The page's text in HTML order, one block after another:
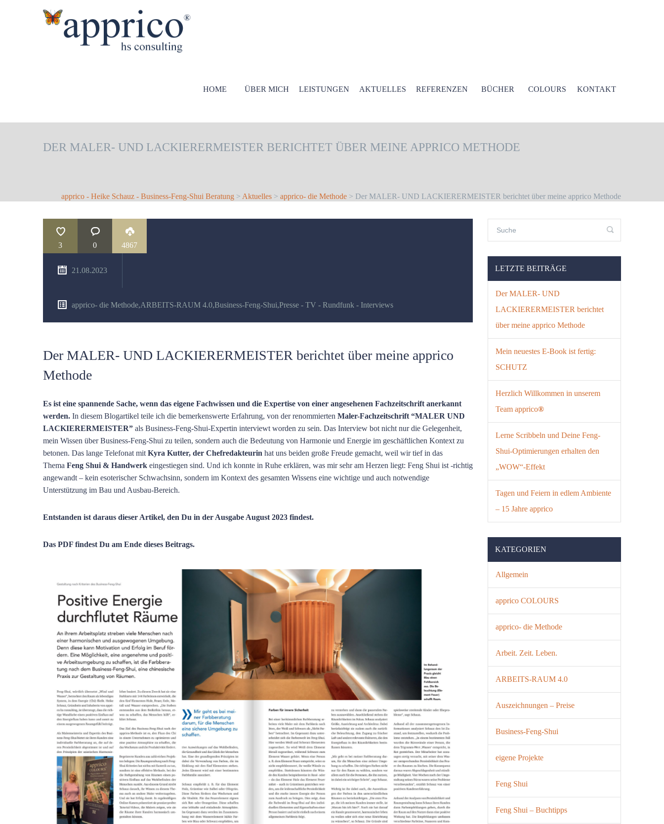
HOME ÜBER MICH LEISTUNGEN AKTUELLES REFERENZEN BÜCHER COLOURS KONTAKT
DER MALER- UND LACKIERERMEISTER BERICHTET ÜBER MEINE APPRICO METHODE
apprico - Heike Schauz - Business-Feng-Shui Beratung > Aktuelles > apprico- die Methode > Der MALER- UND LACKIERERMEISTER berichtet über meine apprico Methode
3 0 4867
21.08.2023
apprico- die Methode,ARBEITS-RAUM 4.0,Business-Feng-Shui,Presse - TV - Rundfunk - Interviews
Der MALER- UND LACKIERERMEISTER berichtet über meine apprico
Methode
Es ist eine spannende Sache, wenn das eigene Fachwissen und die Expertise von einer angesehenen Fachzeitschrift anerkannt
werden. In diesem Blogartikel teile ich die bemerkenswerte Erfahrung, von der renommierten Maler-Fachzeitschrift “MALER UND
LACKIERERMEISTER” als Business-Feng-Shui-Expertin interviewt worden zu sein. Das Interview bot nicht nur die Gelegenheit,
mein Wissen über Business-Feng-Shui zu teilen, sondern auch die Bedeutung von Harmonie und Energie im geschäftlichen Kontext zu
betonen. Das lange Telefonat mit Kyra Kutter, der Chefredakteurin hat uns beiden große Freude gemacht, weil wir tief in das
Thema Feng Shui & Handwerk eingestiegen sind. Und ich konnte in Ruhe erklären, was mir sehr am Herzen liegt: Feng Shui ist -richtig
angewandt – kein esoterischer Schwachsinn, sondern im Kontext des gesamten Wissens eine wichtige und auch notwendige
Unterstützung im Bau und Ausbau-Bereich.
Entstanden ist daraus dieser Artikel, den Du in der Ausgabe August 2023 findest.
Das PDF findest Du am Ende dieses Beitrags.
LETZTE BEITRÄGE
Der MALER- UND
LACKIERERMEISTER berichtet
über meine apprico Methode
Mein neuestes E-Book ist fertig:
SCHUTZ
Herzlich Willkommen in unserem
Team apprico®
Lerne Scribbeln und Deine Feng-
Shui-Optimierungen erhalten den
„WOW“-Effekt
Tagen und Feiern in edlem Ambiente
– 15 Jahre apprico
KATEGORIEN
Allgemein
apprico COLOURS
apprico- die Methode
Arbeit. Zeit. Leben.
ARBEITS-RAUM 4.0
Auszeichnungen – Preise
Business-Feng-Shui
eigene Projekte
Feng Shui
Feng Shui – Buchtipps